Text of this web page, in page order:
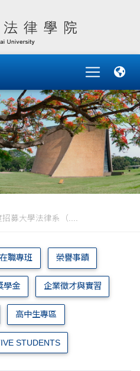
募大學法律系（....
職專班 榮譽事蹟
學金 企業徵才與實習
高中生專區
STUDENTS